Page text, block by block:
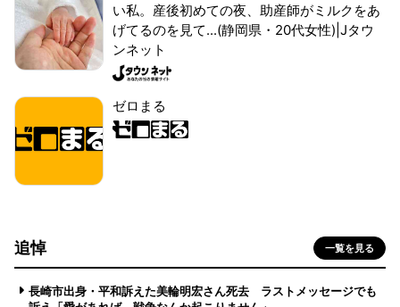
い私。産後初めての夜、助産師がミルクをあ
げてるのを見て...(静岡県・20代女性)|Jタウ
ンネット
ゼロまる
追悼 一覧を見る
長崎市出身・平和訴えた美輪明宏さん死去 ラストメッセージでも